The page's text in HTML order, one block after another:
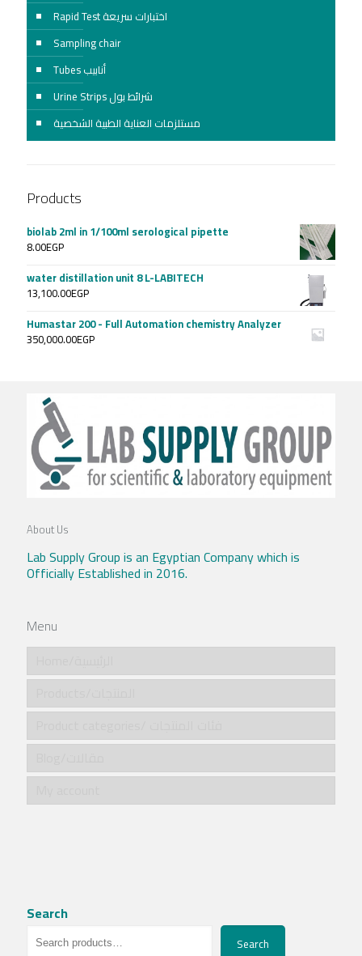
Rapid Test اختبارات سريعة
Sampling chair
Tubes أنابيب
Urine Strips شرائط بول
مستلزمات العناية الطبية الشخصية
Products
biolab 2ml in 1/100ml serological pipette
8.00EGP
water distillation unit 8 L-LABITECH
13,100.00EGP
Humastar 200 - Full Automation chemistry Analyzer
350,000.00EGP
About Us
Lab Supply Group is an Egyptian Company which is
Officially Established in 2016.
Menu
Search
Search